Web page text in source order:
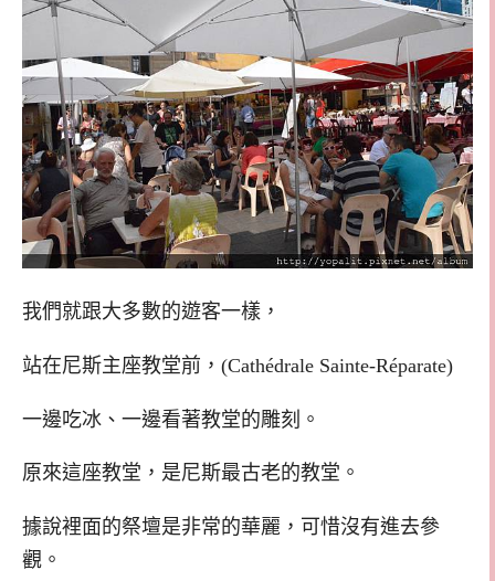
我們就跟大多數的遊客一樣，
站在尼斯主座教堂前，(Cathédrale Sainte-Réparate)
一邊吃冰、一邊看著教堂的雕刻。
原來這座教堂，是尼斯最古老的教堂。
據說裡面的祭壇是非常的華麗，可惜沒有進去參
觀。